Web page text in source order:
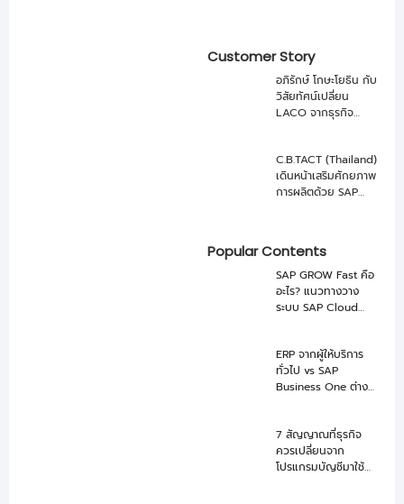
Customer Story
อภิรักษ์ โกษะโยธิน กับ
วิสัยทัศน์เปลี่ยน
LACO จากธุรกิจ
และ NEXUS
C.B.TACT (Thailand)
เดินหน้าเสริมศักยภาพ
การผลิตด้วย SAP
Popular Contents
SAP GROW Fast คือ
อะไร? แนวทางวาง
ระบบ SAP Cloud
ERP จากผู้ให้บริการ
ทั่วไป vs SAP
Business One ต่าง
7 สัญญาณที่ธุรกิจ
ควรเปลี่ยนจาก
โปรแกรมบัญชีมาใช้